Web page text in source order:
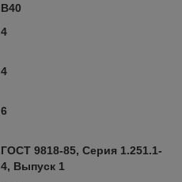
В40
4
4
6
ГОСТ 9818-85, Серия 1.251.1-
4, Выпуск 1